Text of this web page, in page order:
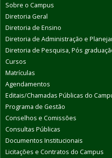
Sobre o Campus
Diretoria Geral
Diretoria de Ensino
Diretoria de Administração e
Diretoria de Pesquisa, Pós
Cursos
Matrículas
Agendamentos
Editais/Chamadas Públicas do
Programa de Gestão
Conselhos e Comissões
Consultas Públicas
Documentos Institucionais
Licitações e Contratos do Campus